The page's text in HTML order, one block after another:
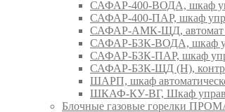
САФАР-400-ВОДА, шкаф
САФАР-400-ПАР, шкаф
САФАР-АМК-ЩД, автомат
САФАР-БЗК-ВОДА, шкаф
САФАР-БЗК-ПАР, шкаф
САФАР-БЗК-ЩД (Н),
ШАРП, шкаф
ШКАФ-КУ-ВГ, Шкаф
Блочные газовые горелки